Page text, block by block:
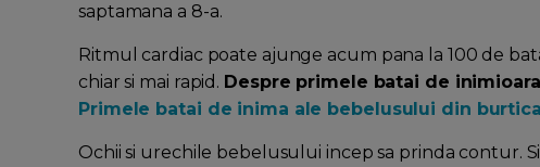
saptamana a 8-a.
Ritmul cardiac poate ajunge acum pana la 100 de
chiar si mai rapid. Despre primele batai de
Primele batai de inima ale bebelusului din burtica
Ochii si urechile bebelusului incep sa prinda contur.